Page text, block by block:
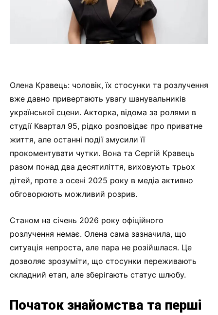
Олена Кравець: чоловік, їх стосунки та розлучення
вже давно привертають увагу шанувальників
української сцени. Акторка, відома за ролями в
студії Квартал 95, рідко розповідає про приватне
життя, але останні події змусили її
прокоментувати чутки. Вона та Сергій Кравець
разом понад два десятиліття, виховують трьох
дітей, проте з осені 2025 року в медіа активно
обговорюють можливий розрив.
Станом на січень 2026 року офіційного
розлучення немає. Олена сама зазначила, що
ситуація непроста, але пара не розійшлася. Це
дозволяє зрозуміти, що стосунки переживають
складний етап, але зберігають статус шлюбу.
Початок знайомства та перші